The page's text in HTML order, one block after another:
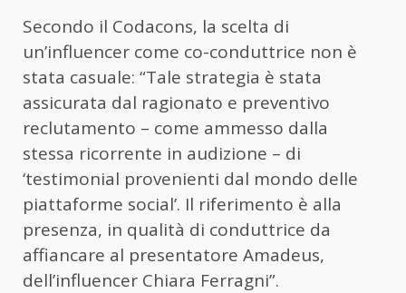
Secondo il Codacons, la scelta di
un’influencer come co-conduttrice non è
stata casuale: “Tale strategia è stata
assicurata dal ragionato e preventivo
reclutamento – come ammesso dalla
stessa ricorrente in audizione – di
‘testimonial provenienti dal mondo delle
piattaforme social’. Il riferimento è alla
presenza, in qualità di conduttrice da
affiancare al presentatore Amadeus,
dell’influencer Chiara Ferragni”.